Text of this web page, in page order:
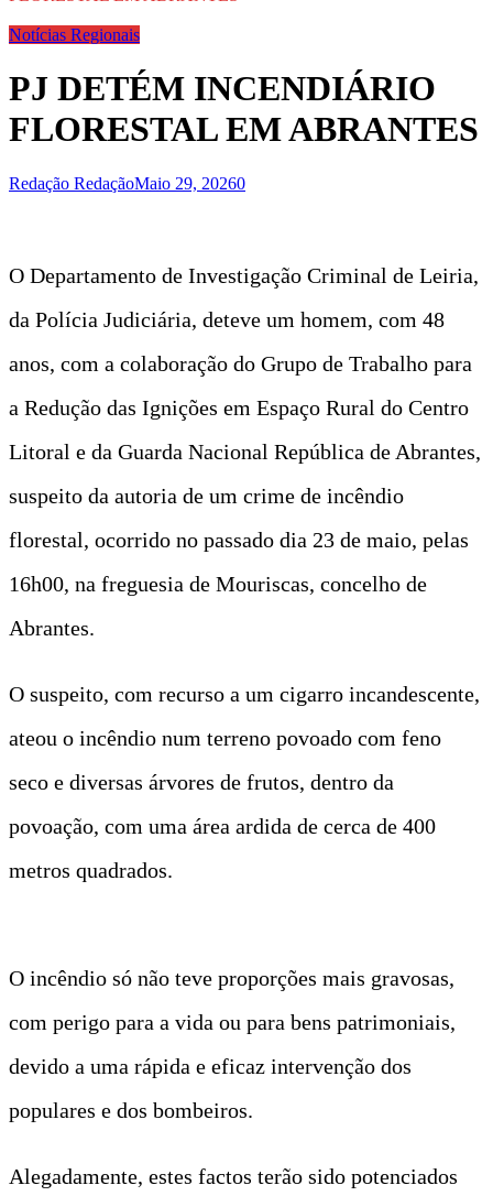
Notícias Regionais
PJ DETÉM INCENDIÁRIO
FLORESTAL EM ABRANTES
Redação RedaçãoMaio 29, 20260
O Departamento de Investigação Criminal de Leiria,
da Polícia Judiciária, deteve um homem, com 48
anos, com a colaboração do Grupo de Trabalho para
a Redução das Ignições em Espaço Rural do Centro
Litoral e da Guarda Nacional República de Abrantes,
suspeito da autoria de um crime de incêndio
florestal, ocorrido no passado dia 23 de maio, pelas
16h00, na freguesia de Mouriscas, concelho de
Abrantes.
O suspeito, com recurso a um cigarro incandescente,
ateou o incêndio num terreno povoado com feno
seco e diversas árvores de frutos, dentro da
povoação, com uma área ardida de cerca de 400
metros quadrados.
O incêndio só não teve proporções mais gravosas,
com perigo para a vida ou para bens patrimoniais,
devido a uma rápida e eficaz intervenção dos
populares e dos bombeiros.
Alegadamente, estes factos terão sido potenciados